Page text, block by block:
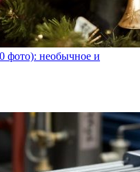
фото): необычное и